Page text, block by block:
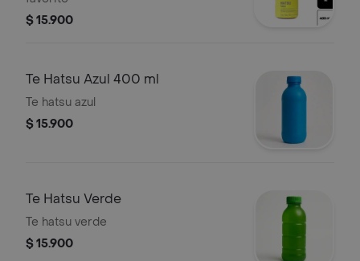
$ 15.900
Te Hatsu Azul 400 ml
Te hatsu azul
$ 15.900
Te Hatsu Verde
Te hatsu verde
$ 15.900